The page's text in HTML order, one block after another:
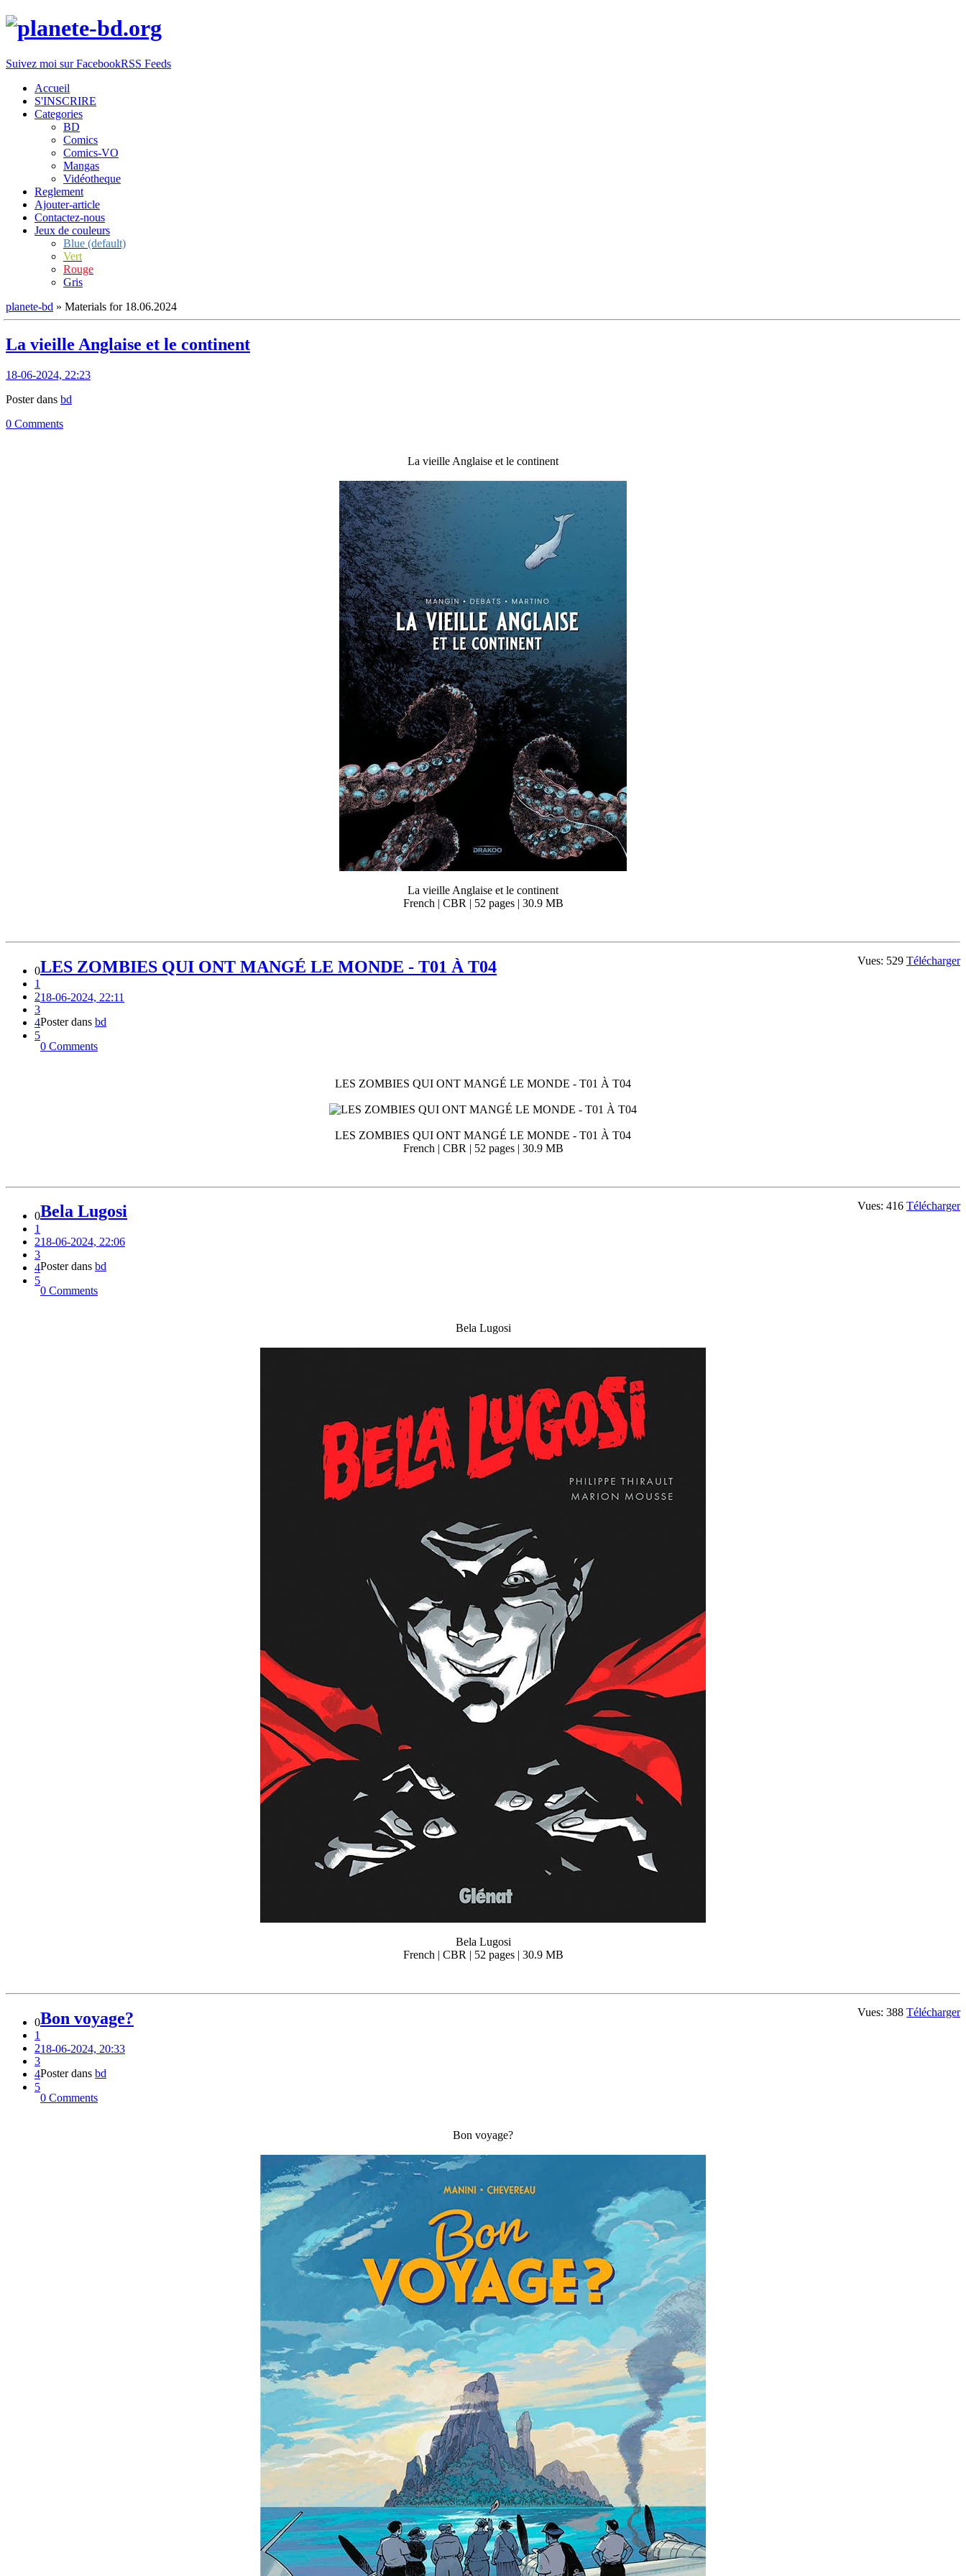
Suivez moi sur FacebookRSS Feeds
Accueil
S'INSCRIRE
Categories
BD
Comics
Comics-VO
Mangas
Vidéotheque
Reglement
Ajouter-article
Contactez-nous
Jeux de couleurs
Blue (default)
Vert
Rouge
Gris
planete-bd » Materials for 18.06.2024
La vieille Anglaise et le continent
18-06-2024, 22:23
Poster dans bd
0 Comments
La vieille Anglaise et le continent
La vieille Anglaise et le continent
French | CBR | 52 pages | 30.9 MB
Vues: 529 Télécharger
0
1
2
3
4
5
LES ZOMBIES QUI ONT MANGÉ LE MONDE - T01 À T04
18-06-2024, 22:11
Poster dans bd
0 Comments
LES ZOMBIES QUI ONT MANGÉ LE MONDE - T01 À T04
LES ZOMBIES QUI ONT MANGÉ LE MONDE - T01 À T04
French | CBR | 52 pages | 30.9 MB
Vues: 416 Télécharger
0
1
2
3
4
5
Bela Lugosi
18-06-2024, 22:06
Poster dans bd
0 Comments
Bela Lugosi
Bela Lugosi
French | CBR | 52 pages | 30.9 MB
Vues: 388 Télécharger
0
1
2
3
4
5
Bon voyage?
18-06-2024, 20:33
Poster dans bd
0 Comments
Bon voyage?